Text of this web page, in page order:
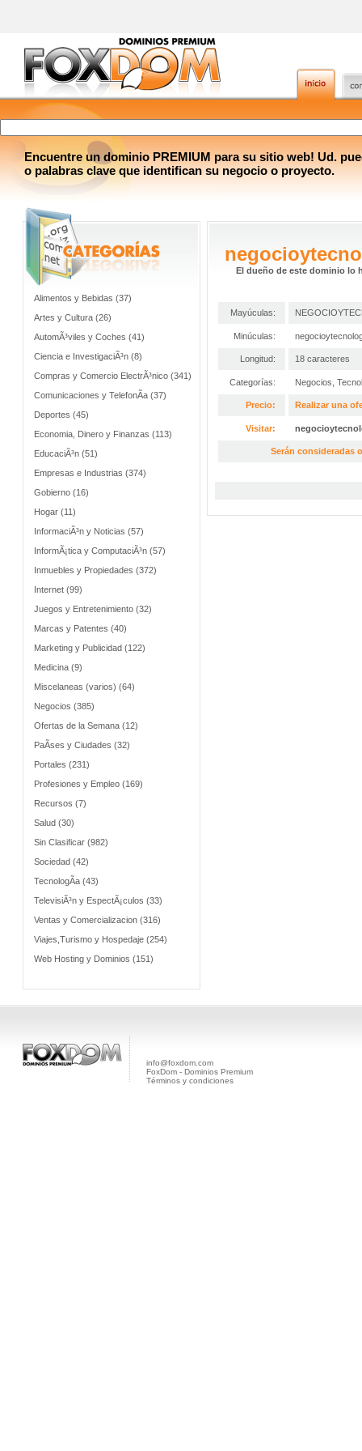
Encuentre un dominio PREMIUM para su sitio web! Ud.
o palabras clave que identifican su negocio o proyecto.
Alimentos y Bebidas (37)
Artes y Cultura (26)
AutomÃ³viles y Coches (41)
Ciencia e InvestigaciÃ³n (8)
Compras y Comercio ElectrÃ³nico (341)
Comunicaciones y TelefonÃ­a (37)
Deportes (45)
Economia, Dinero y Finanzas (113)
EducaciÃ³n (51)
Empresas e Industrias (374)
Gobierno (16)
Hogar (11)
InformaciÃ³n y Noticias (57)
InformÃ¡tica y ComputaciÃ³n (57)
Inmuebles y Propiedades (372)
Internet (99)
Juegos y Entretenimiento (32)
Marcas y Patentes (40)
Marketing y Publicidad (122)
Medicina (9)
Miscelaneas (varios) (64)
Negocios (385)
Ofertas de la Semana (12)
PaÃ­ses y Ciudades (32)
Portales (231)
Profesiones y Empleo (169)
Recursos (7)
Salud (30)
Sin Clasificar (982)
Sociedad (42)
TecnologÃ­a (43)
TelevisiÃ³n y EspectÃ¡culos (33)
Ventas y Comercializacion (316)
Viajes,Turismo y Hospedaje (254)
Web Hosting y Dominios (151)
El dueño de este dominio lo
Mayúculas:
Minúculas:
Longitud: 18 caracteres
Categorías: Negocios
Precio: Realizar una
Visitar:
Serán consideradas
info@foxdom.com
FoxDom - Dominios Premium
Términos y condiciones